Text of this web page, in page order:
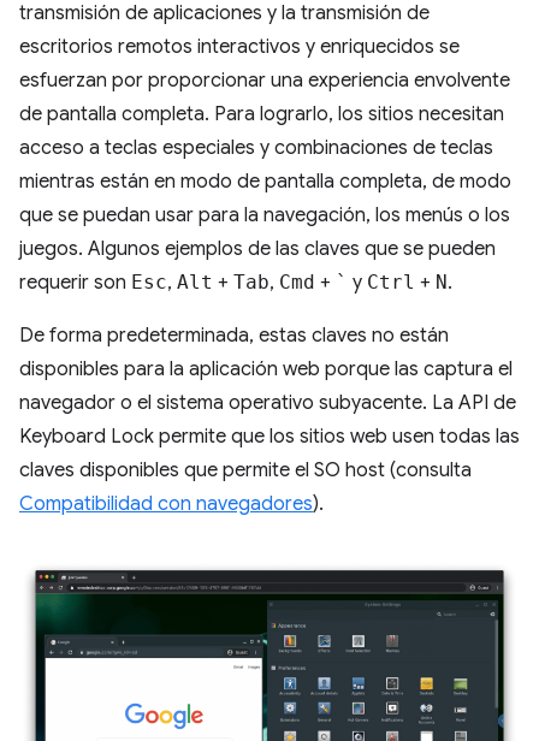
transmisión de aplicaciones y la transmisión de
escritorios remotos interactivos y enriquecidos se
esfuerzan por proporcionar una experiencia envolvente
de pantalla completa. Para lograrlo, los sitios necesitan
acceso a teclas especiales y combinaciones de teclas
mientras están en modo de pantalla completa, de modo
que se puedan usar para la navegación, los menús o los
juegos. Algunos ejemplos de las claves que se pueden
requerir son Esc, Alt + Tab, Cmd + ` y Ctrl + N.
De forma predeterminada, estas claves no están
disponibles para la aplicación web porque las captura el
navegador o el sistema operativo subyacente. La API de
Keyboard Lock permite que los sitios web usen todas las
claves disponibles que permite el SO host (consulta
Compatibilidad con navegadores).